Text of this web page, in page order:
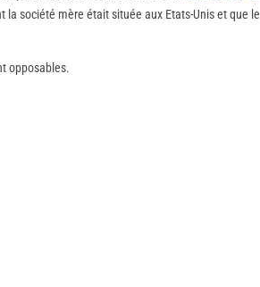
société mère était située aux Etats-Unis et que le
opposables.